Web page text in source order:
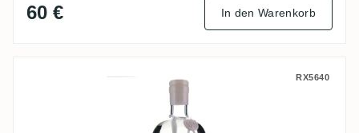
60 € In den Warenkorb
Old Brothers 45.9 - Maison Ferroni -RX5640